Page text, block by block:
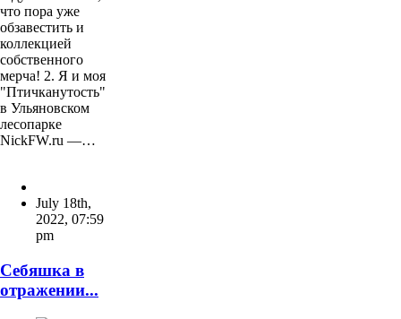
что пора уже
обзавестить и
коллекцией
собственного
мерча! 2. Я и моя
"Птичканутость"
в Ульяновском
лесопарке
NickFW.ru —…
July 18th,
2022, 07:59
pm
Себяшка в
отражении...